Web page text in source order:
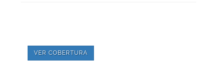
VER COBERTURA